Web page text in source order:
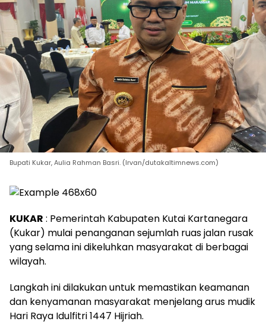
Bupati Kukar, Aulia Rahman Basri. (Irvan/dutakaltimnews.com)
KUKAR : Pemerintah Kabupaten Kutai Kartanegara
(Kukar) mulai penanganan sejumlah ruas jalan rusak
yang selama ini dikeluhkan masyarakat di berbagai
wilayah.
Langkah ini dilakukan untuk memastikan keamanan
dan kenyamanan masyarakat menjelang arus mudik
Hari Raya Idulfitri 1447 Hijriah.